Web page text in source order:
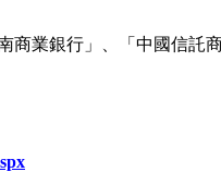
商業銀行」、「中國信